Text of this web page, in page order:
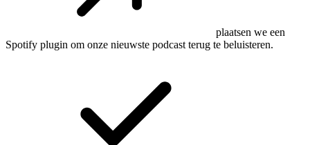
plaatsen we een
Spotify plugin om onze nieuwste podcast terug te beluisteren.